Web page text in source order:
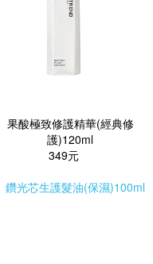
果酸極致修護精華(經典修
護)120ml
349元